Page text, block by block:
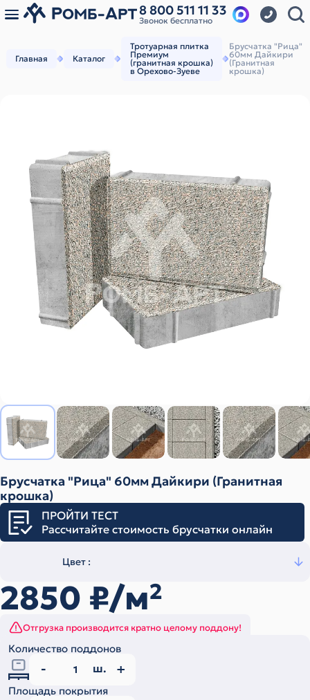
8 800 511 11 33
Звонок бесплатно
Главная Каталог
Тротуарная плитка
Премиум
(гранитная крошка)
в Орехово-Зуеве
Брусчатка "Рица"
60мм Дайкири
(Гранитная
крошка)
Брусчатка "Рица" 60мм Дайкири (Гранитная
крошка)
ПРОЙТИ ТЕСТ
Рассчитайте стоимость брусчатки онлайн
Цвет :
2850 ₽/м2
Отгрузка производится кратно целому поддону!
Количество поддонов
ш.
Площадь покрытия